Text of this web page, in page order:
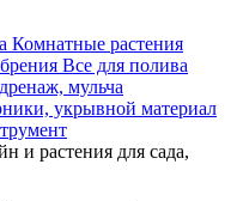
Комнатные растения
Все для полива
мульча
укрывной материал
и растения для сада,